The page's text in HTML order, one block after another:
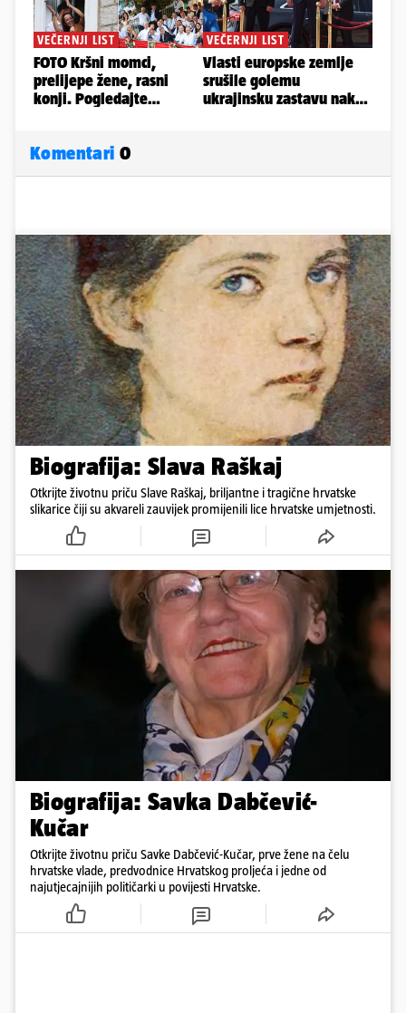
Komentari 0
Biografija: Slava Raškaj
Otkrijte životnu priču Slave Raškaj, briljantne i tragične hrvatske
slikarice čiji su akvareli zauvijek promijenili lice hrvatske umjetnosti.
Biografija: Savka Dabčević-
Kučar
Otkrijte životnu priču Savke Dabčević-Kučar, prve žene na čelu
hrvatske vlade, predvodnice Hrvatskog proljeća i jedne od
najutjecajnijih političarki u povijesti Hrvatske.